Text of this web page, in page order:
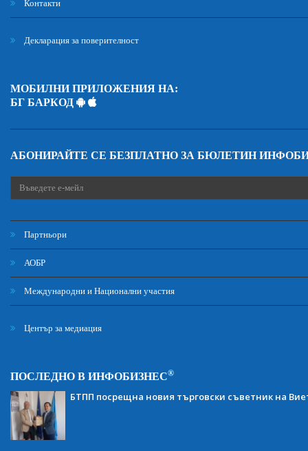
Контакти
Декларация за поверителност
МОБИЛНИ ПРИЛОЖЕНИЯ НА:
БГ БАРКОД
АБОНИРАЙТЕ СЕ БЕЗПЛАТНО ЗА БЮЛЕТИН
Партньори
АОБР
Международни и Национални участия
Център за медиация
ПОСЛЕДНО В ИНФОБИЗНЕС®
БТПП посрещна новия търговски съветник на